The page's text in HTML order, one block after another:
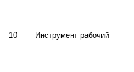
10 Инструмент рабочий